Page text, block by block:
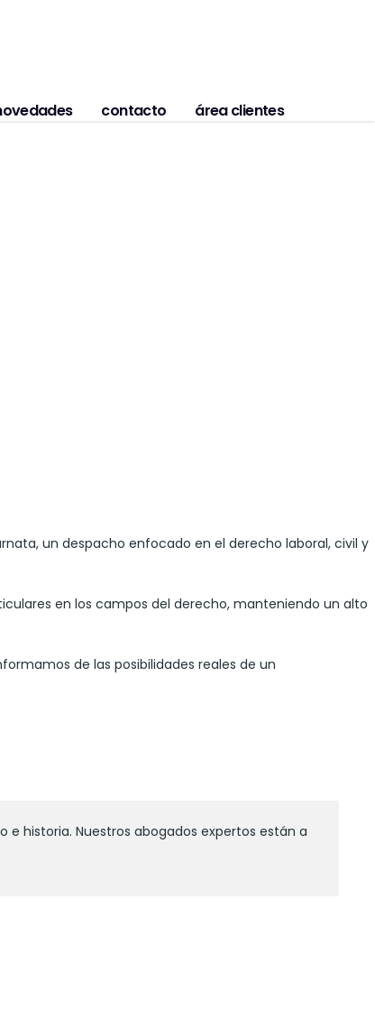
contacto área clientes
un despacho enfocado en el derecho laboral, civil y
en los campos del derecho, manteniendo un alto
de las posibilidades reales de un
historia. Nuestros abogados expertos están a